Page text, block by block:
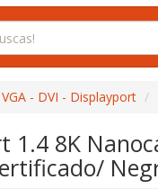
- DVI - Displayport
1.4 8K